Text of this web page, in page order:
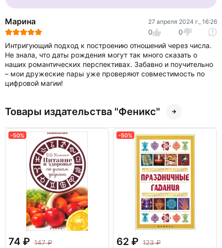
Марина 27 апреля 2024 г., 16:26
0
0
Интригующий подход к построению отношений через числа.
Не знала, что даты рождения могут так много сказать о
наших романтических перспективах. Забавно и поучительно
– мои дружеские пары уже проверяют совместимость по
цифровой магии!
Товары издательства "Феникс"
-50%
74
147
-50%
62
123